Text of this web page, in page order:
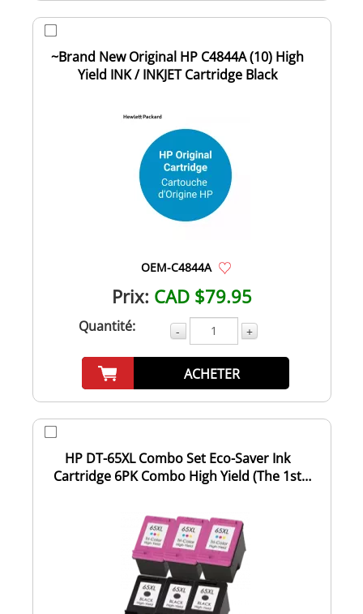
~Brand New Original HP C4844A (10) High
Yield INK / INKJET Cartridge Black
OEM-C4844A
Prix: CAD $79.95
Quantité: - +
ACHETER
HP DT-65XL Combo Set Eco-Saver Ink
Cartridge 6PK Combo High Yield (The 1st